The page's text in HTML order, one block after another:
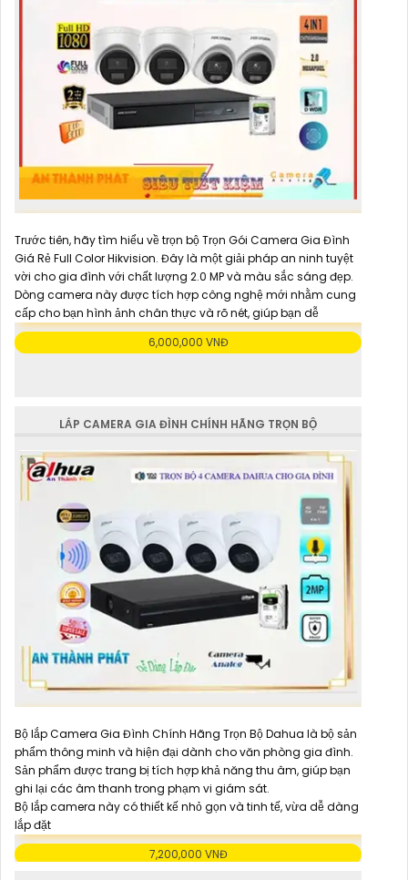
Trước tiên, hãy tìm hiểu về trọn bộ Trọn Gói Camera Gia Đình
Giá Rẻ Full Color Hikvision. Đây là một giải pháp an ninh tuyệt
vời cho gia đình với chất lượng 2.0 MP và màu sắc sáng đẹp.
Dòng camera này được tích hợp công nghệ mới nhằm cung
cấp cho bạn hình ảnh chân thực và rõ nét, giúp bạn dễ
6,000,000 VNĐ
LẮP CAMERA GIA ĐÌNH CHÍNH HÃNG TRỌN BỘ
Bộ lắp Camera Gia Đình Chính Hãng Trọn Bộ Dahua là bộ sản
phẩm thông minh và hiện đại dành cho văn phòng gia đình.
Sản phẩm được trang bị tích hợp khả năng thu âm, giúp bạn
ghi lại các âm thanh trong phạm vi giám sát.
Bộ lắp camera này có thiết kế nhỏ gọn và tinh tế, vừa dễ dàng
lắp đặt
7,200,000 VNĐ